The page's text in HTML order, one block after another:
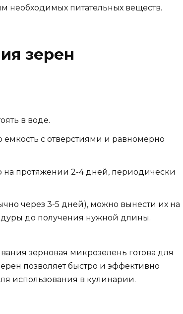
необходимых питательных веществ.
зерен
в воде.
с отверстиями и равномерно
на протяжении 2-4 дней, периодически
через 3-5 дней), можно вынести их на
до получения нужной длины.
зерновая микрозелень готова для
позволяет быстро и эффективно
использования в кулинарии.